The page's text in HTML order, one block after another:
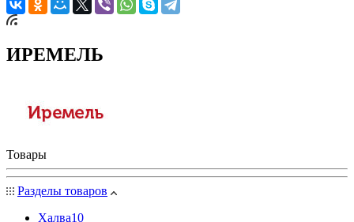
ИРЕМЕЛЬ
Товары
Разделы товаров
Халва10